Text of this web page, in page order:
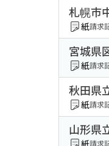
札幌市
紙請求
宮城県
紙請求
秋田県
紙請求
山形県
紙請求